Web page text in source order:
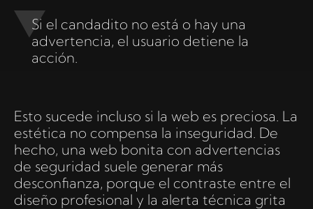
Si el candadito no está o hay una
advertencia, el usuario detiene la
acción.
Esto sucede incluso si la web es preciosa. La
estética no compensa la inseguridad. De
hecho, una web bonita con advertencias
de seguridad suele generar más
desconfianza, porque el contraste entre el
diseño profesional y la alerta técnica grita